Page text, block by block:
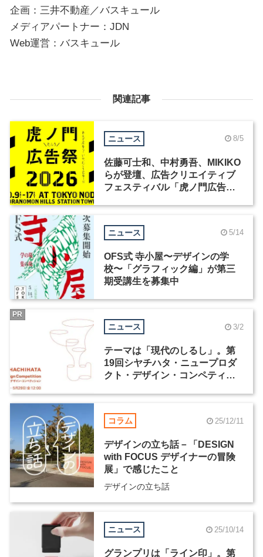
企画：三井不動産／バスキュール
メディアパートナー：JDN
Web運営：バスキュール
関連記事
ニュース 8/5
佐藤可士和、中村勇吾、MIKIKO
らが登壇、広告クリエイティブ
フェスティバル「虎ノ門広告
ニュース 5/14
OFS式 寺小屋〜デザインの学
校〜「グラフィック編」が第三
期受講生を募集中
ニュース 3/2
テーマは「現代のしるし」。第
19回シヤチハタ・ニュープロダ
クト・デザイン・コンペティシ
PR
コラム 25/12/11
デザインの立ち話－「DESIGN
with FOCUS デザイナーの冒険
展」で感じたこと
デザインの立ち話
ニュース 25/10/14
グランプリは「ライン印」。第